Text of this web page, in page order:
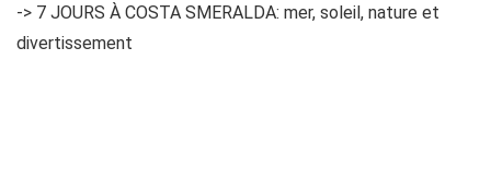
-> 7 JOURS À COSTA SMERALDA: mer, soleil, nature et
divertissement